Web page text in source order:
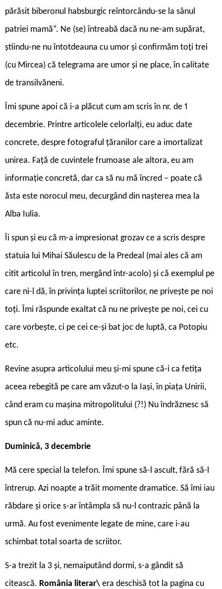
părăsit biberonul habsburgic reîntorcându-se la sânul
patriei mamă“. Ne (se) întreabă dacă nu ne-am supărat,
știindu-ne nu întotdeauna cu umor și confirmăm toți trei
(cu Mircea) că telegrama are umor și ne place, în calitate
de transilvăneni.
Îmi spune apoi că i-a plăcut cum am scris în nr. de 1
decembrie. Printre articolele celorlalți, eu aduc date
concrete, despre fotograful țăranilor care a imortalizat
unirea. Față de cuvintele frumoase ale altora, eu am
informație concretă, dar ca să nu mă încred – poate că
ăsta este norocul meu, decurgând din nașterea mea la
Alba Iulia.
Îi spun și eu că m-a impresionat grozav ce a scris despre
statuia lui Mihai Săulescu de la Predeal (mai ales că am
citit articolul în tren, mergând într-acolo) și că exemplul pe
care ni-l dă, în privința luptei scriitorilor, ne privește pe noi
toți. Îmi răspunde exaltat că nu ne privește pe noi, cei cu
care vorbește, ci pe cei ce-și bat joc de luptă, ca Potopiu
etc.
Revine asupra articolului meu și-mi spune că-i ca fetița
aceea rebegită pe care am văzut-o la Iași, în piața Unirii,
când eram cu mașina mitropolitului (?!) Nu îndrăznesc să
spun că nu-mi aduc aminte.
Duminică, 3 decembrie
Mă cere special la telefon. Îmi spune să-l ascult, fără să-l
întrerup. Azi noapte a trăit momente dramatice. Să îmi iau
răbdare și orice s-ar întâmpla să nu-l contrazic până la
urmă. Au fost evenimente legate de mine, care i-au
schimbat total soarta de scriitor.
S-a trezit la 3 și, nemaiputând dormi, s-a gândit să
citească. România literar\ era deschisă tot la pagina cu